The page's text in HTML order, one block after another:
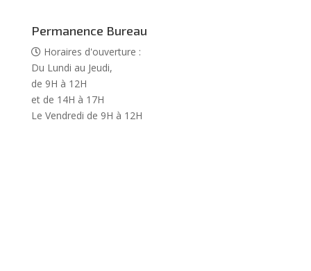
Permanence Bureau
Horaires d'ouverture :
Du Lundi au Jeudi,
de 9H à 12H
et de 14H à 17H
Le Vendredi de 9H à 12H